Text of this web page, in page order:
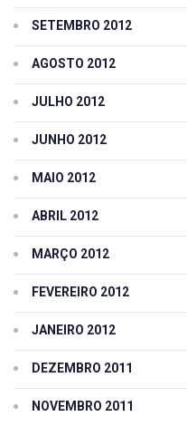
SETEMBRO 2012
AGOSTO 2012
JULHO 2012
JUNHO 2012
MAIO 2012
ABRIL 2012
MARÇO 2012
FEVEREIRO 2012
JANEIRO 2012
DEZEMBRO 2011
NOVEMBRO 2011